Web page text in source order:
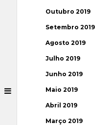
Outubro 2019
Setembro 2019
Agosto 2019
Julho 2019
Junho 2019
Maio 2019
Abril 2019
Março 2019